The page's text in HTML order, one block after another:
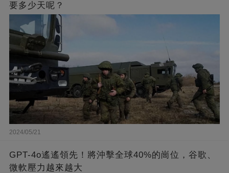
要多少天呢？
2024/05/21
GPT-4o遙遙領先！將沖擊全球40%的崗位，谷歌、
微軟壓力越來越大